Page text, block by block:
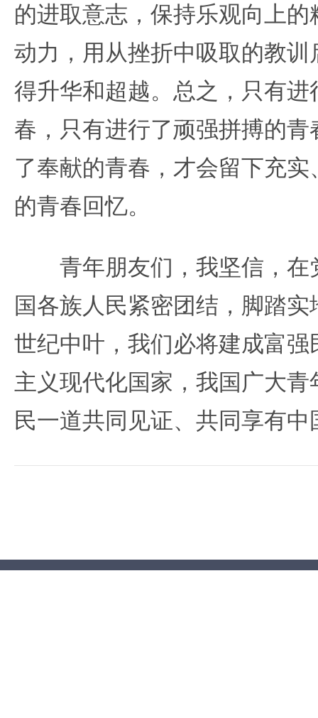
的进取意志，保持乐观向上
动力，用从挫折中吸取的教
得升华和超越。总之，只有
春，只有进行了顽强拼搏的
了奉献的青春，才会留下充
的青春回忆。
青年朋友们，我坚信，在
国各族人民紧密团结，脚踏
世纪中叶，我们必将建成富
主义现代化国家，我国广大
民一道共同见证、共同享有